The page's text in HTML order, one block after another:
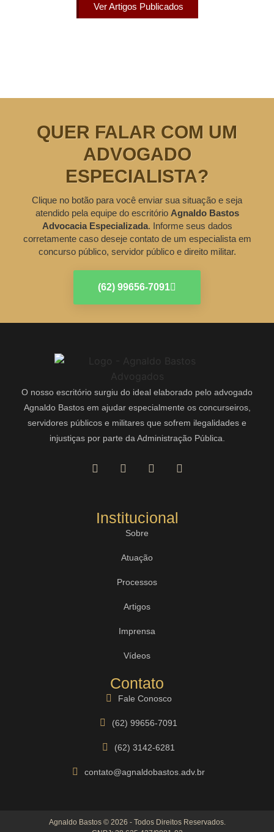
Ver Artigos Publicados
QUER FALAR COM UM
ADVOGADO
ESPECIALISTA?
Clique no botão para você enviar sua situação e seja
atendido pela equipe do escritório Agnaldo Bastos
Advocacia Especializada. Informe seus dados
corretamente caso deseje contato de um especialista em
concurso público, servidor público e direito militar.
(62) 99656-7091
O nosso escritório surgiu do ideal elaborado pelo advogado
Agnaldo Bastos em ajudar especialmente os concurseiros,
servidores públicos e militares que sofrem ilegalidades e
injustiças por parte da Administração Pública.
Institucional
Sobre
Atuação
Processos
Artigos
Imprensa
Vídeos
Contato
Fale Conosco
(62) 99656-7091
(62) 3142-6281
contato@agnaldobastos.adv.br
Agnaldo Bastos © 2026 - Todos Direitos Reservados.